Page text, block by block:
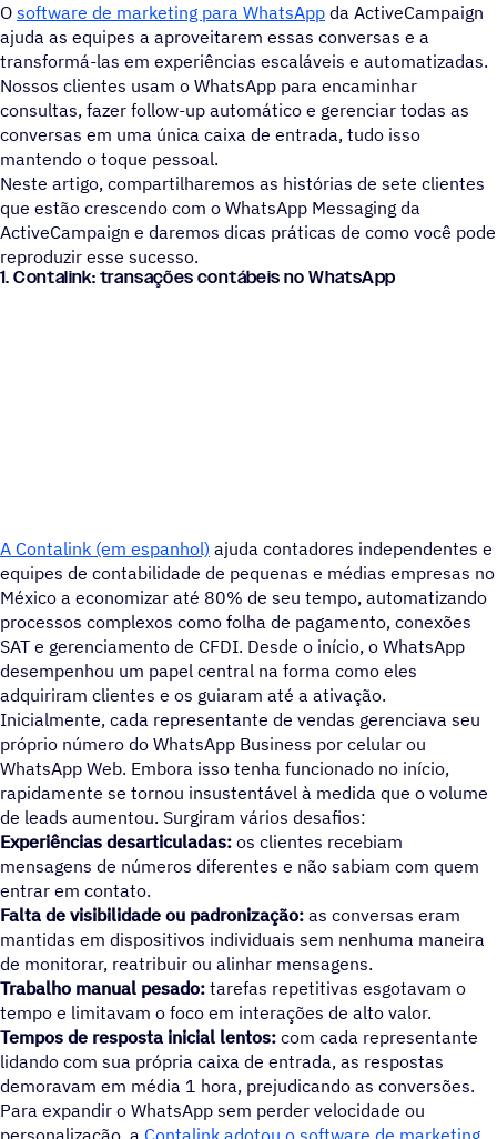
O software de marketing para WhatsApp da ActiveCampaign
ajuda as equipes a aproveitarem essas conversas e a
transformá-las em experiências escaláveis e automatizadas.
Nossos clientes usam o WhatsApp para encaminhar
consultas, fazer follow-up automático e gerenciar todas as
conversas em uma única caixa de entrada, tudo isso
mantendo o toque pessoal.
Neste artigo, compartilharemos as histórias de sete clientes
que estão crescendo com o WhatsApp Messaging da
ActiveCampaign e daremos dicas práticas de como você pode
reproduzir esse sucesso.
1. Contalink: transações contábeis no WhatsApp
A Contalink (em espanhol) ajuda contadores independentes e
equipes de contabilidade de pequenas e médias empresas no
México a economizar até 80% de seu tempo, automatizando
processos complexos como folha de pagamento, conexões
SAT e gerenciamento de CFDI. Desde o início, o WhatsApp
desempenhou um papel central na forma como eles
adquiriram clientes e os guiaram até a ativação.
Inicialmente, cada representante de vendas gerenciava seu
próprio número do WhatsApp Business por celular ou
WhatsApp Web. Embora isso tenha funcionado no início,
rapidamente se tornou insustentável à medida que o volume
de leads aumentou. Surgiram vários desafios:
Experiências desarticuladas: os clientes recebiam
mensagens de números diferentes e não sabiam com quem
entrar em contato.
Falta de visibilidade ou padronização: as conversas eram
mantidas em dispositivos individuais sem nenhuma maneira
de monitorar, reatribuir ou alinhar mensagens.
Trabalho manual pesado: tarefas repetitivas esgotavam o
tempo e limitavam o foco em interações de alto valor.
Tempos de resposta inicial lentos: com cada representante
lidando com sua própria caixa de entrada, as respostas
demoravam em média 1 hora, prejudicando as conversões.
Para expandir o WhatsApp sem perder velocidade ou
personalização, a Contalink adotou o software de marketing